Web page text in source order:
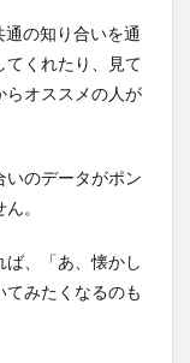
の知り合いを通
てくれたり、見て
らオススメの人が
いのデータがポン
。
、「あ、懐かし
みたくなるのも